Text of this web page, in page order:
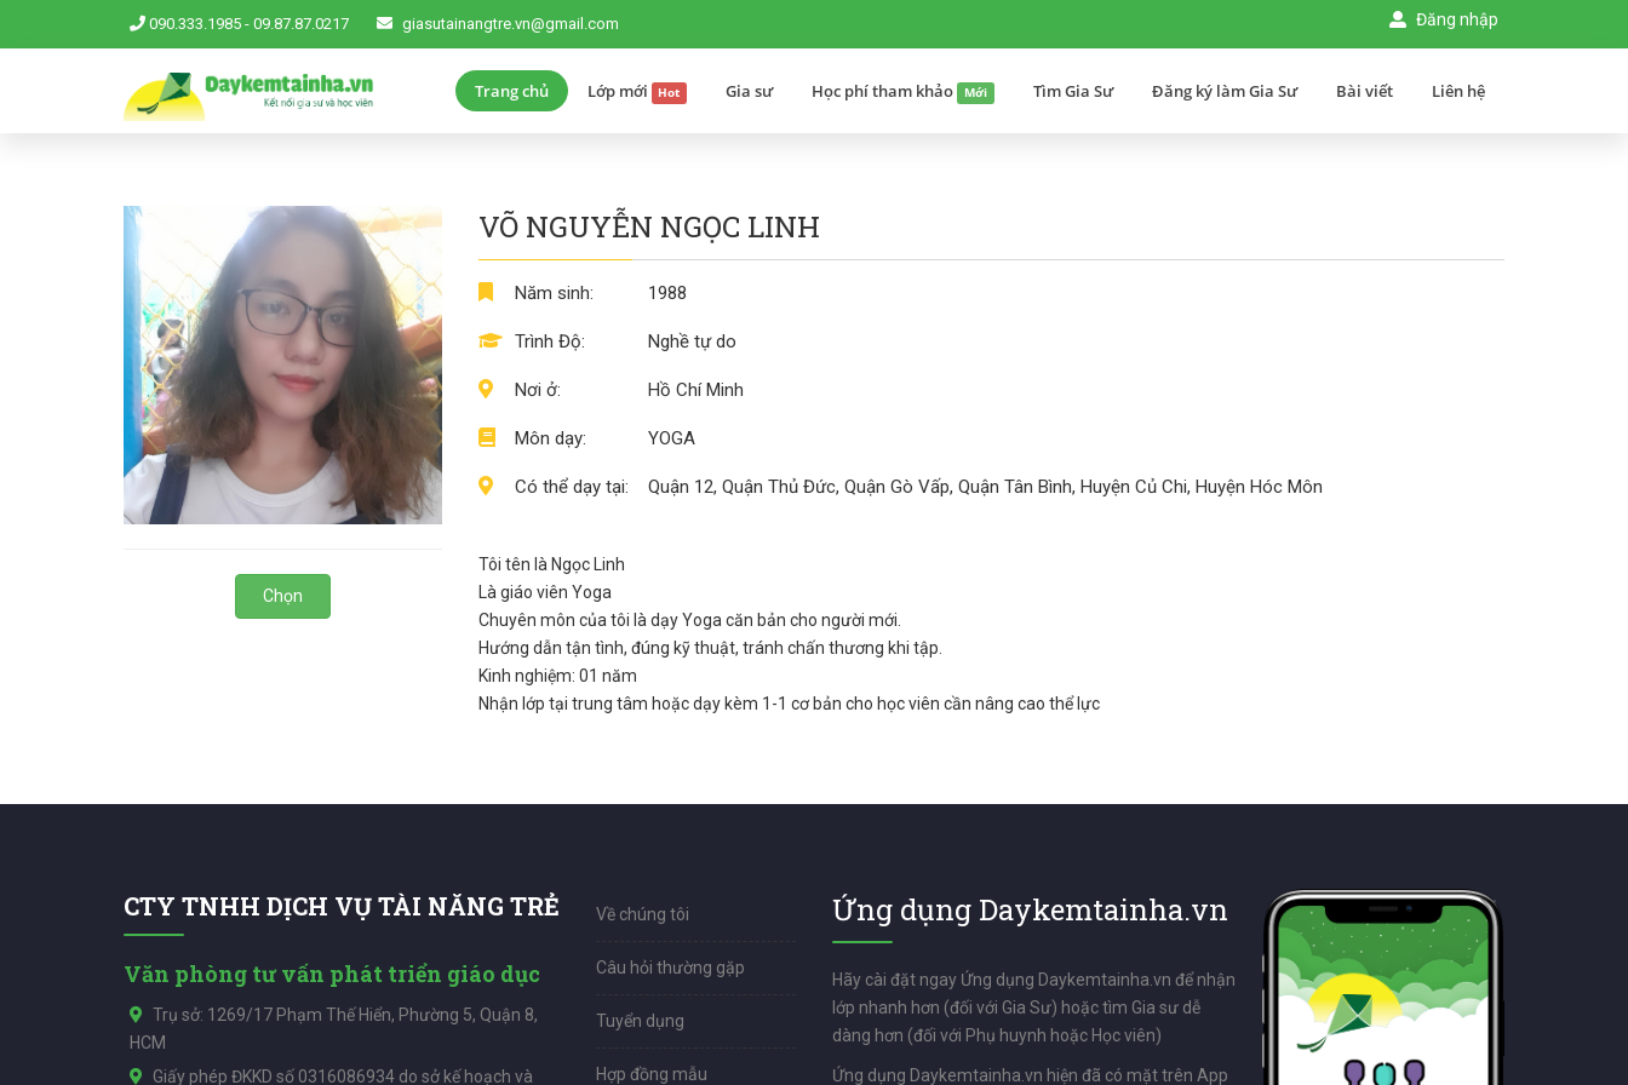
090.333.1985 - 09.87.87.0217 giasutainangtre.vn@gmail.com Đăng nhập
Trang chủ Lớp mới Hot Gia sư Học phí tham khảo Mới Tìm Gia Sư Đăng ký làm Gia Sư Bài viết Liên hệ
Chọn
VÕ NGUYỄN NGỌC LINH
Năm sinh:
Trình Độ:
Nơi ở:
Môn dạy:
Có thể dạy tại:
1988
Nghề tự do
Hồ Chí Minh
YOGA
Quận 12, Quận Thủ Đức, Quận Gò Vấp, Quận Tân Bình, Huyện Củ Chi, Huyện Hóc Môn
Tôi tên là Ngọc Linh
Là giáo viên Yoga
Chuyên môn của tôi là dạy Yoga căn bản cho người mới.
Hướng dẫn tận tình, đúng kỹ thuật, tránh chấn thương khi tập.
Kinh nghiệm: 01 năm
Nhận lớp tại trung tâm hoặc dạy kèm 1-1 cơ bản cho học viên cần nâng cao thể lực
CTY TNHH DỊCH VỤ TÀI NĂNG TRẺ
Văn phòng tư vấn phát triển giáo dục
Trụ sở: 1269/17 Phạm Thế Hiển, Phường 5, Quận 8,
HCM
Giấy phép ĐKKD số 0316086934 do sở kế hoạch và
Về chúng tôi
Câu hỏi thường gặp
Tuyển dụng
Hợp đồng mẫu
Ứng dụng Daykemtainha.vn
Hãy cài đặt ngay Ứng dụng Daykemtainha.vn để nhận
lớp nhanh hơn (đối với Gia Sư) hoặc tìm Gia sư dễ
dàng hơn (đối với Phụ huynh hoặc Học viên)
Ứng dụng Daykemtainha.vn hiện đã có mặt trên App